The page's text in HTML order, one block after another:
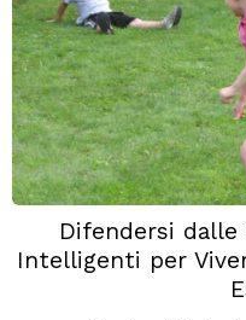
Difendersi dalle
Intelligenti per